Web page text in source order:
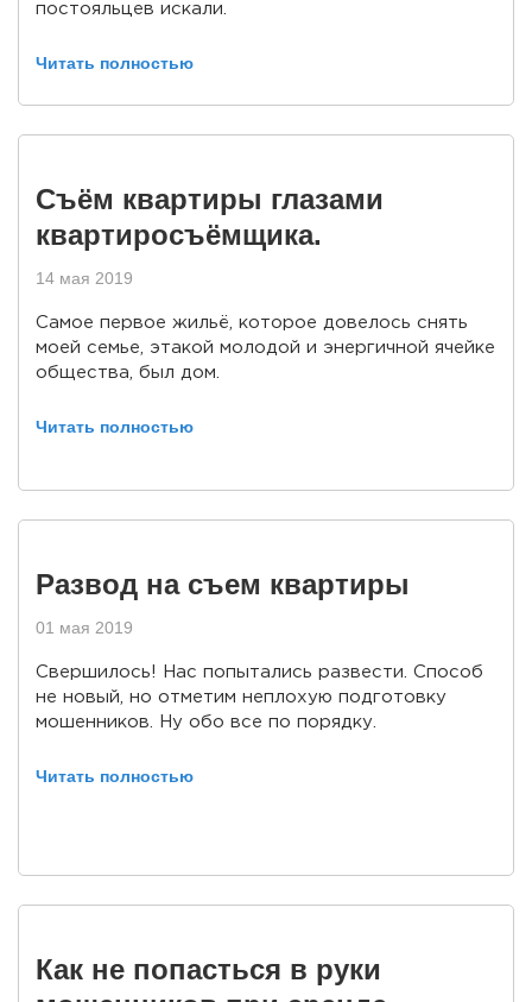
постояльцев искали.
Читать полностью
Съём квартиры глазами
квартиросъёмщика.
14 мая 2019
Самое первое жильё, которое довелось снять
моей семье, этакой молодой и энергичной ячейке
общества, был дом.
Читать полностью
Развод на съем квартиры
01 мая 2019
Свершилось! Нас попытались развести. Способ
не новый, но отметим неплохую подготовку
мошенников. Ну обо все по порядку.
Читать полностью
Как не попасться в руки